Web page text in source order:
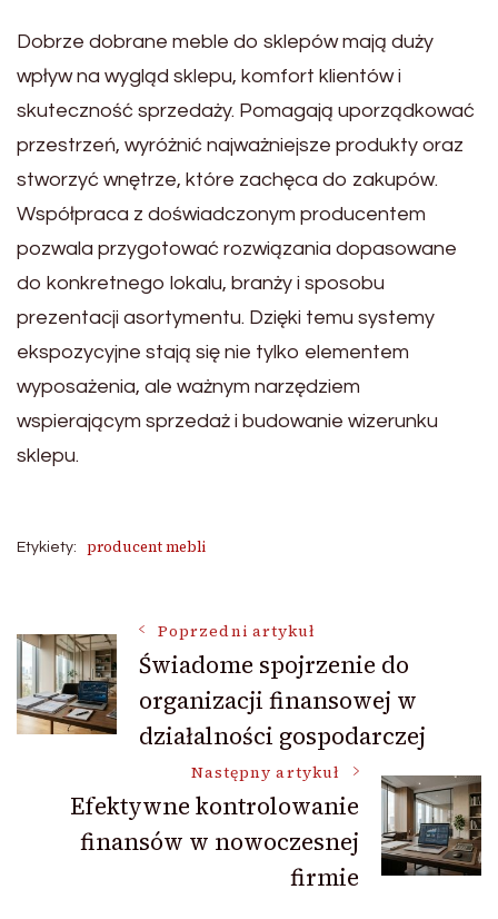
Dobrze dobrane meble do sklepów mają duży
wpływ na wygląd sklepu, komfort klientów i
skuteczność sprzedaży. Pomagają uporządkować
przestrzeń, wyróżnić najważniejsze produkty oraz
stworzyć wnętrze, które zachęca do zakupów.
Współpraca z doświadczonym producentem
pozwala przygotować rozwiązania dopasowane
do konkretnego lokalu, branży i sposobu
prezentacji asortymentu. Dzięki temu systemy
ekspozycyjne stają się nie tylko elementem
wyposażenia, ale ważnym narzędziem
wspierającym sprzedaż i budowanie wizerunku
sklepu.
Etykiety: producent mebli
Nawigacja
wpisu
Poprzedni artykuł
Świadome spojrzenie do
organizacji finansowej w
działalności gospodarczej
Następny artykuł
Efektywne kontrolowanie
finansów w nowoczesnej
firmie